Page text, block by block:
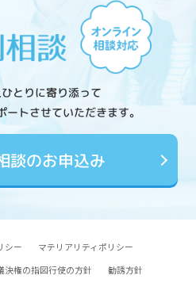
とりに寄り添って
トさせていただきます。
談のお申込み
シー
マテリアリティポリシー
決権の指図行使の方針 勧誘方針